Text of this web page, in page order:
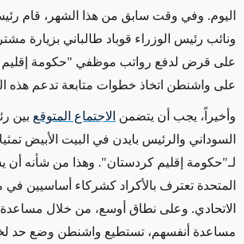
اليوم. وفي وقت سابق من هذا الشهر، قام
ونائب رئيس الوزراء قوباد طالباني بزيارة
على قرض لدفع رواتب موظفي "حكومة إقليم
على واشنطن اتخاذ خطوات متابعة تدعم هذه
وأخيراً، يجب أن يتضمن الاجتماع المتوقع بين
السوداني والرئيس بايدن في البيت الأبيض
لـ"حكومة إقليم كردستان". وهذا من شأنه أن
المتحدة تعترف بالأكراد كشركاء أساسيين في
الاتحادي. وعلى نطاق أوسع، من خلال مساعدة
مساعدة أنفسهم، تستطيع واشنطن وضع حد